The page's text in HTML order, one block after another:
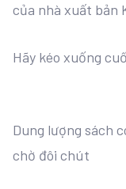
của nhà xuất bản
Hãy kéo xuống
Dung lượng sách
chờ đôi chút